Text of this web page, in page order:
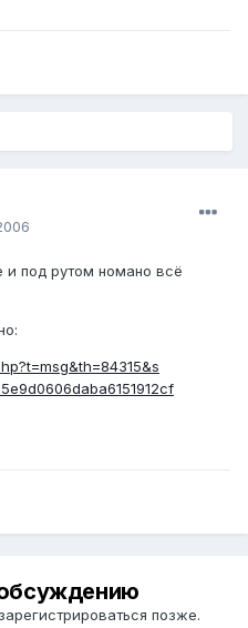
и под рутом номано всё
позже.